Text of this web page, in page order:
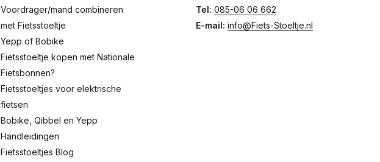
Voordrager/mand combineren
met Fietsstoeltje
Yepp of Bobike
Fietsstoeltje kopen met Nationale
Fietsbonnen?
Fietsstoeltjes voor elektrische
fietsen
Bobike, Qibbel en Yepp
Handleidingen
Fietsstoeltjes Blog
Tel: 085-06 06 662
E-mail: info@Fiets-Stoeltje.nl